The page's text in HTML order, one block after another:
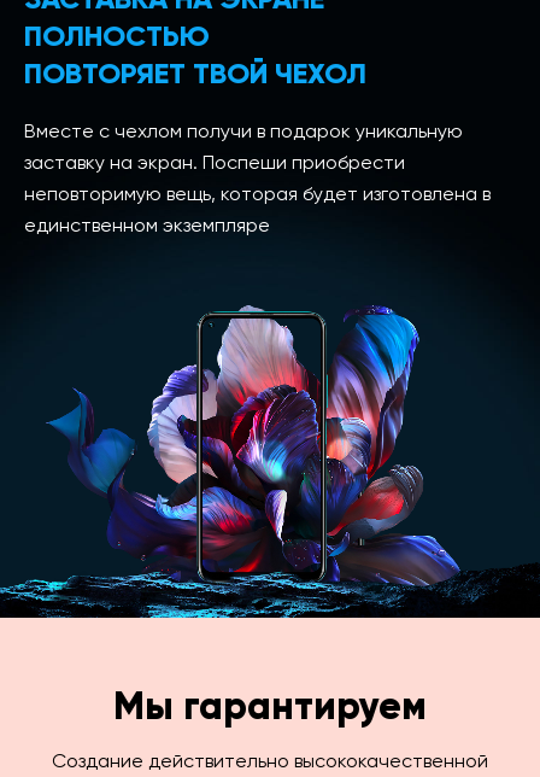
ПОЛНОСТЬЮ
ПОВТОРЯЕТ ТВОЙ ЧЕХОЛ
Вместе с чехлом получи в подарок уникальную
заставку на экран. Поспеши приобрести
неповторимую вещь, которая будет изготовлена в
единственном экземпляре
Мы гарантируем
Создание действительно высококачественной